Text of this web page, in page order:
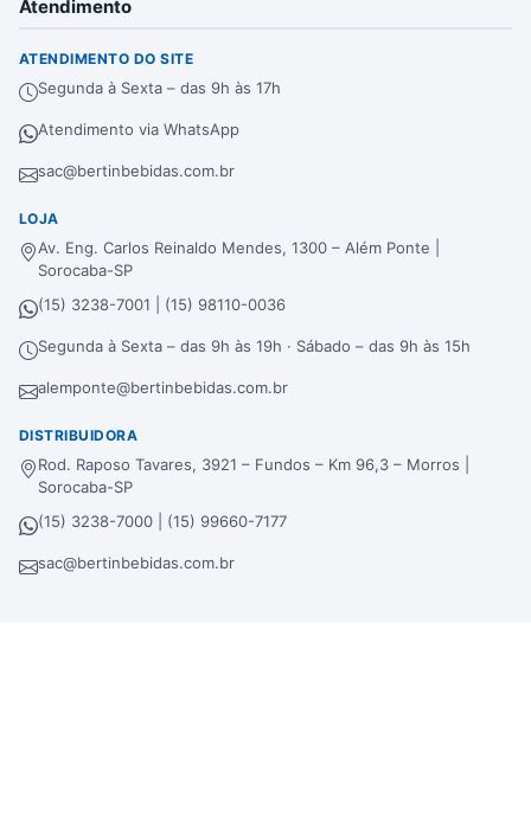
Atendimento
ATENDIMENTO DO SITE
Segunda à Sexta – das 9h às 17h
Atendimento via WhatsApp
sac@bertinbebidas.com.br
LOJA
Av. Eng. Carlos Reinaldo Mendes, 1300 – Além Ponte |
Sorocaba-SP
(15) 3238-7001 | (15) 98110-0036
Segunda à Sexta – das 9h às 19h · Sábado – das 9h às 15h
alemponte@bertinbebidas.com.br
DISTRIBUIDORA
Rod. Raposo Tavares, 3921 – Fundos – Km 96,3 – Morros |
Sorocaba-SP
(15) 3238-7000 | (15) 99660-7177
sac@bertinbebidas.com.br